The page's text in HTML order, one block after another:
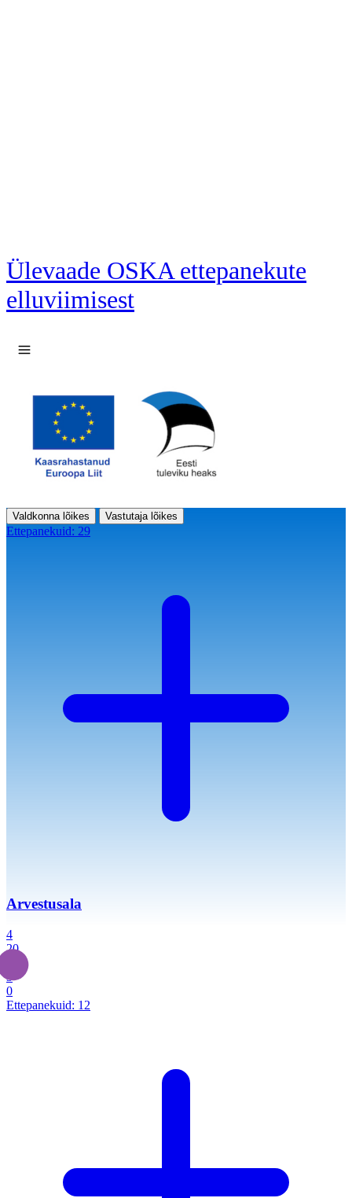
Ülevaade OSKA ettepanekute
elluviimisest
Ava menüü
Valdkonna lõikes Vastutaja lõikes
Ettepanekuid: 29
Arvestusala
4
20
3
0
Ettepanekuid: 12